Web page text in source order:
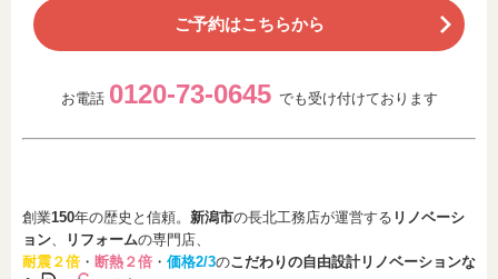
ご予約はこちらから
お電話 0120-73-0645 でも受け付けております
創業150年の歴史と信頼。 新潟市の長北工務店が運営する リノベーシ
ョン
リフォームの専門店、
耐震２倍 ・ 断熱２倍 ・ 価格2/3のこだわりの自由設計リノベーションな